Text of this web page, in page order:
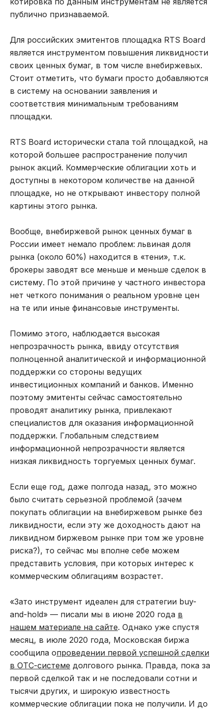
публично признаваемой.
Для российских эмитентов площадка RTS Board
является инструментом повышения ликвидности
своих ценных бумаг, в том числе внебиржевых.
Стоит отметить, что бумаги просто добавляются
в систему на основании заявления и
соответствия минимальным требованиям
площадки.
RTS Board исторически стала той площадкой, на
которой большее распространение получил
рынок акций. Коммерческие облигации хоть и
доступны в некотором количестве на данной
площадке, но не открывают инвестору полной
картины этого рынка.
Вообще, внебиржевой рынок ценных бумаг в
России имеет немало проблем: львиная доля
рынка (около 60%) находится в «тени», т.к.
брокеры заводят все меньше и меньше сделок в
систему. По этой причине у частного инвестора
нет четкого понимания о реальном уровне цен
на те или иные финансовые инструменты.
Помимо этого, наблюдается высокая
непрозрачность рынка, ввиду отсутствия
полноценной аналитической и информационной
поддержки со стороны ведущих
инвестиционных компаний и банков. Именно
поэтому эмитенты сейчас самостоятельно
проводят аналитику рынка, привлекают
специалистов для оказания информационной
поддержки. Глобальным следствием
информационной непрозрачности является
низкая ликвидность торгуемых ценных бумаг.
Если еще год, даже полгода назад, это можно
было считать серьезной проблемой (зачем
покупать облигации на внебиржевом рынке без
ликвидности, если эту же доходность дают на
ликвидном биржевом рынке при том же уровне
риска?), то сейчас мы вполне себе можем
представить условия, при которых интерес к
коммерческим облигациям возрастет.
«Зато инструмент идеален для стратегии buy-
and-hold» — писали мы в июне 2020 года в
нашем материале на сайте. Однако уже спустя
месяц, в июле 2020 года, Московская биржа
сообщила опроведении первой успешной сделки
в ОТС-системе долгового рынка. Правда, пока за
первой сделкой так и не последовали сотни и
тысячи других, и широкую известность
коммерческие облигации пока не получили. И до